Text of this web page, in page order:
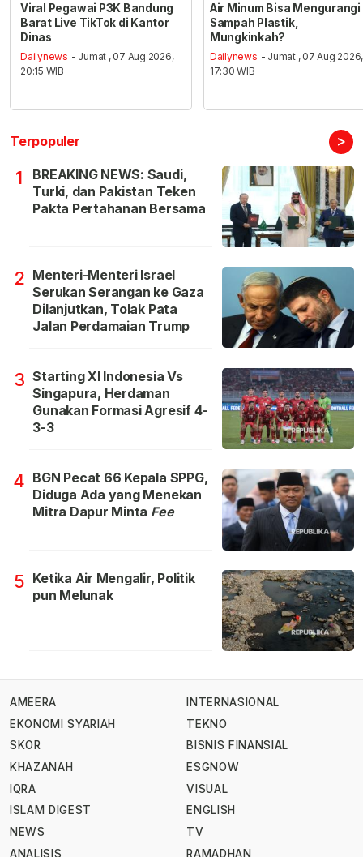
Viral Pegawai P3K Bandung
Barat Live TikTok di Kantor
Dinas
Dailynews - Jumat , 07 Aug 2026,
20:15 WIB
Air Minum Bisa Mengurangi
Sampah Plastik,
Mungkinkah?
Dailynews - Jumat , 07 Aug 2026,
17:30 WIB
Terpopuler >
1
BREAKING NEWS: Saudi,
Turki, dan Pakistan Teken
Pakta Pertahanan Bersama
2 Menteri-Menteri Israel
Serukan Serangan ke Gaza
Dilanjutkan, Tolak Pata
Jalan Perdamaian Trump
3 Starting XI Indonesia Vs
Singapura, Herdaman
Gunakan Formasi Agresif 4-
3-3
4 BGN Pecat 66 Kepala SPPG,
Diduga Ada yang Menekan
Mitra Dapur Minta Fee
5 Ketika Air Mengalir, Politik
pun Melunak
AMEERA
EKONOMI SYARIAH
SKOR
KHAZANAH
IQRA
ISLAM DIGEST
NEWS
ANALISIS
INTERNASIONAL
TEKNO
BISNIS FINANSIAL
ESGNOW
VISUAL
ENGLISH
TV
RAMADHAN